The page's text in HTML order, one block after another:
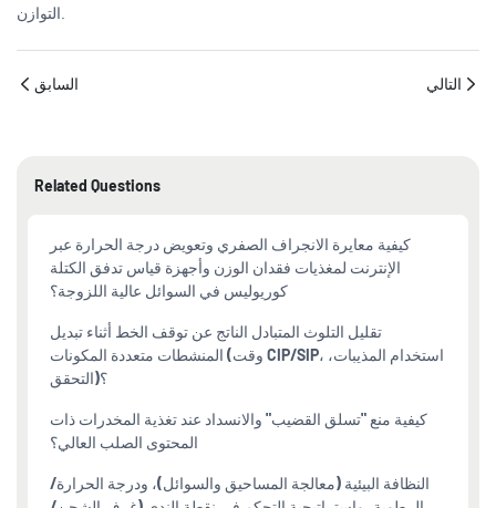
السابق التالي
Related Questions
كيفية معايرة الانجراف الصفري وتعويض درجة الحرارة عبر
الإنترنت لمغذيات فقدان الوزن وأجهزة قياس تدفق الكتلة
كوريوليس في السوائل عالية اللزوجة؟
تقليل التلوث المتبادل الناتج عن توقف الخط أثناء تبديل
المنشطات متعددة المكونات (وقت CIP/SIP، استخدام المذيبات،
التحقق)؟
كيفية منع "تسلق القضيب" والانسداد عند تغذية المخدرات ذات
المحتوى الصلب العالي؟
النظافة البيئية (معالجة المساحيق والسوائل)، ودرجة الحرارة/